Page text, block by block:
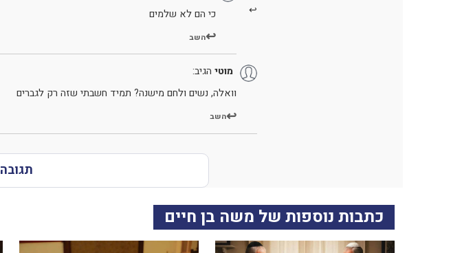
כי הם לא שלמים
השב
מוטי הגיב:
וואלה, נשים ולחם מישנה? תמיד חשבתי שזה רק לגברים
השב
תגובה
כתבות נוספות של משה בן חיים